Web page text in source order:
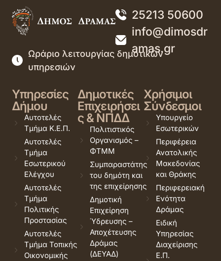
25213 50600
info@dimosdr
amas.gr
Ωράριο λειτουργίας δημοτικών
υπηρεσιών
Υπηρεσίες
Δήμου
Αυτοτελές
Τμήμα Κ.Ε.Π.
Αυτοτελές
Τμήμα
Εσωτερικού
Ελέγχου
Αυτοτελές
Τμήμα
Πολιτικής
Προστασίας
Αυτοτελές
Τμήμα Τοπικής
Οικονομικής
Δημοτικές
Επιχειρήσει
ς & ΝΠΔΔ
Πολιτιστικός
Οργανισμός –
ΦΤΜΜ
Συμπαραστάτης
του δημότη και
της επιχείρησης
Δημοτική
Επιχείρηση
Ύδρευσης –
Αποχέτευσης
Δράμας
(ΔΕΥΑΔ)
Χρήσιμοι
Σύνδεσμοι
Υπουργείο
Εσωτερικών
Περιφέρεια
Ανατολικής
Μακεδονίας
και Θράκης
Περιφερειακή
Ενότητα
Δράμας
Ειδική
Υπηρεσίας
Διαχείρισης
Ε.Π.